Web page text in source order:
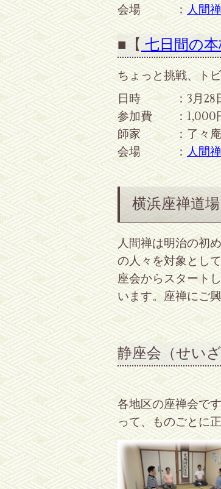
会場 ：人間
■【 七日間の
ちょっと挑戦、ト
日時 ：3月28日
参加費 ：1,000
師家 ：了々庵
会場 ：人間
横浜座禅道
人間禅は明治の初
の人々を対象とし
座会からスタート
います。座禅にご
静座会（せい
各地区の座禅会で
って、ものごとに